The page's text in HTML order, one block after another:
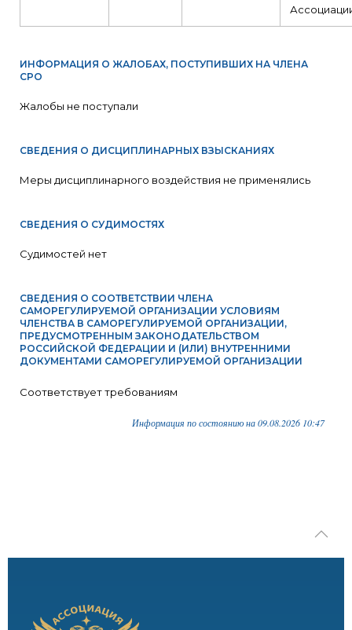
ИНФОРМАЦИЯ О ЖАЛОБАХ, ПОСТУПИВШИХ НА ЧЛЕНА
СРО
Жалобы не поступали
СВЕДЕНИЯ О ДИСЦИПЛИНАРНЫХ ВЗЫСКАНИЯХ
Меры дисциплинарного воздействия не применялись
СВЕДЕНИЯ О СУДИМОСТЯХ
Судимостей нет
СВЕДЕНИЯ О СООТВЕТСТВИИ ЧЛЕНА
САМОРЕГУЛИРУЕМОЙ ОРГАНИЗАЦИИ УСЛОВИЯМ
ЧЛЕНСТВА В САМОРЕГУЛИРУЕМОЙ ОРГАНИЗАЦИИ,
ПРЕДУСМОТРЕННЫМ ЗАКОНОДАТЕЛЬСТВОМ
РОССИЙСКОЙ ФЕДЕРАЦИИ И (ИЛИ) ВНУТРЕННИМИ
ДОКУМЕНТАМИ САМОРЕГУЛИРУЕМОЙ ОРГАНИЗАЦИИ
Соответствует требованиям
Информация по состоянию на 09.08.2026 10:47